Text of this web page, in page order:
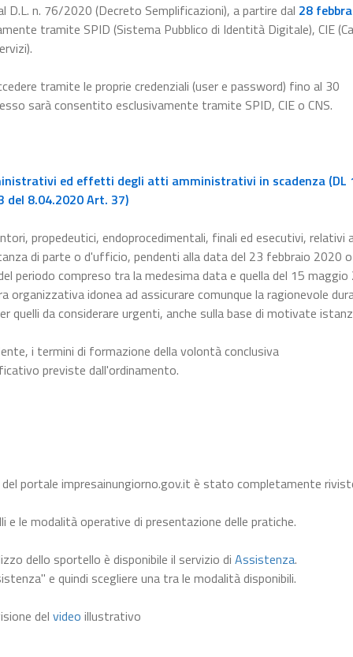
n. 76/2020 (Decreto Semplificazioni), a partire dal 28
tramite SPID (Sistema Pubblico di Identità Digitale), CIE
tramite le proprie credenziali (user e password) fino al 30
sarà consentito esclusivamente tramite SPID, CIE o CNS.
ed effetti degli atti amministrativi in scadenza (DL
del 8.04.2020 Art. 37)
propedeutici, endoprocedimentali, finali ed esecutivi, relativi
di parte o d'ufficio, pendenti alla data del 23 febbraio 2020
periodo compreso tra la medesima data e quella del 15 maggio
idonea ad assicurare comunque la ragionevole
quelli da considerare urgenti, anche sulla base di motivate
i termini di formazione della volontà conclusiva
previste dall'ordinamento.
portale impresainungiorno.gov.it è stato completamente
le modalità operative di presentazione delle pratiche.
dello sportello è disponibile il servizio di Assistenza.
e quindi scegliere una tra le modalità disponibili.
del video illustrativo